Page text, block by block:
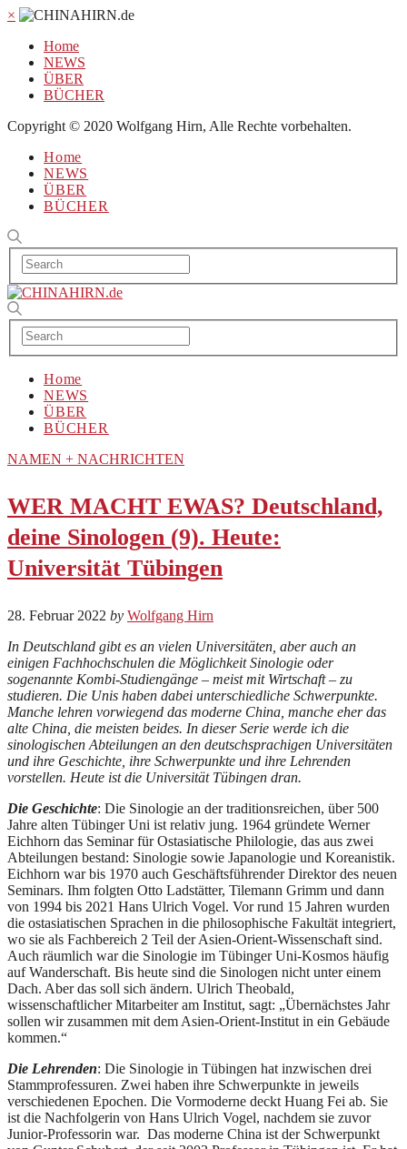
×
Home
NEWS
ÜBER
BÜCHER
Copyright © 2020 Wolfgang Hirn, Alle Rechte vorbehalten.
Home
NEWS
ÜBER
BÜCHER
Home
NEWS
ÜBER
BÜCHER
NAMEN + NACHRICHTEN
WER MACHT EWAS? Deutschland,
deine Sinologen (9). Heute:
Universität Tübingen
28. Februar 2022 by Wolfgang Hirn
In Deutschland gibt es an vielen Universitäten, aber auch an
einigen Fachhochschulen die Möglichkeit Sinologie oder
sogenannte Kombi-Studiengänge – meist mit Wirtschaft – zu
studieren. Die Unis haben dabei unterschiedliche Schwerpunkte.
Manche lehren vorwiegend das moderne China, manche eher das
alte China, die meisten beides. In dieser Serie werde ich die
sinologischen Abteilungen an den deutschsprachigen Universitäten
und ihre Geschichte, ihre Schwerpunkte und ihre Lehrenden
vorstellen. Heute ist die Universität Tübingen dran.
Die Geschichte: Die Sinologie an der traditionsreichen, über 500
Jahre alten Tübinger Uni ist relativ jung. 1964 gründete Werner
Eichhorn das Seminar für Ostasiatische Philologie, das aus zwei
Abteilungen bestand: Sinologie sowie Japanologie und Koreanistik.
Eichhorn war bis 1970 auch Geschäftsführender Direktor des neuen
Seminars. Ihm folgten Otto Ladstätter, Tilemann Grimm und dann
von 1994 bis 2021 Hans Ulrich Vogel. Vor rund 15 Jahren wurden
die ostasiatischen Sprachen in die philosophische Fakultät integriert,
wo sie als Fachbereich 2 Teil der Asien-Orient-Wissenschaft sind.
Auch räumlich war die Sinologie im Tübinger Uni-Kosmos häufig
auf Wanderschaft. Bis heute sind die Sinologen nicht unter einem
Dach. Aber das soll sich ändern. Ulrich Theobald,
wissenschaftlicher Mitarbeiter am Institut, sagt: „Übernächstes Jahr
sollen wir zusammen mit dem Asien-Orient-Institut in ein Gebäude
kommen.“
Die Lehrenden: Die Sinologie in Tübingen hat inzwischen drei
Stammprofessuren. Zwei haben ihre Schwerpunkte in jeweils
verschiedenen Epochen. Die Vormoderne deckt Huang Fei ab. Sie
ist die Nachfolgerin von Hans Ulrich Vogel, nachdem sie zuvor
Junior-Professorin war. Das moderne China ist der Schwerpunkt